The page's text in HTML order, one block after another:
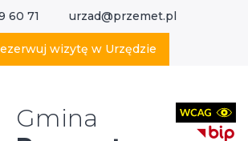
60 71 urzad@przemet.pl
wizytę w Urzędzie
Gmina